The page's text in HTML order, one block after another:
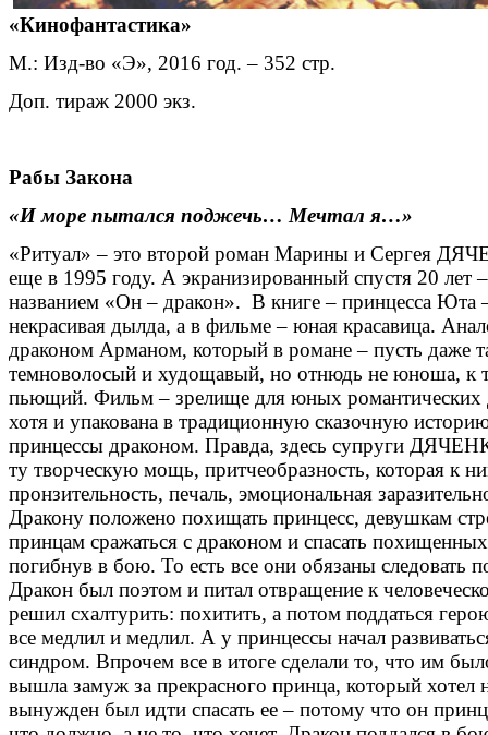
«Кинофантастика»
М.: Изд-во «Э», 2016 год. – 352 стр.
Доп. тираж 2000 экз.
Рабы Закона
«И море пытался поджечь… Мечтал я…»
«Ритуал» – это второй роман Марины и Сергея
еще в 1995 году. А экранизированный спустя 20 лет
названием «Он – дракон». В книге – принцесса Юта
некрасивая дылда, а в фильме – юная красавица.
драконом Арманом, который в романе – пусть даже
темноволосый и худощавый, но отнюдь не юноша, к
пьющий. Фильм – зрелище для юных романтических
хотя и упакована в традиционную сказочную
принцессы драконом. Правда, здесь супруги
ту творческую мощь, притчеобразность, которая к
пронзительность, печаль, эмоциональная
Дракону положено похищать принцесс, девушкам
принцам сражаться с драконом и спасать
погибнув в бою. То есть все они обязаны следовать
Дракон был поэтом и питал отвращение к
решил схалтурить: похитить, а потом поддаться
все медлил и медлил. А у принцессы начал
синдром. Впрочем все в итоге сделали то, что им
вышла замуж за прекрасного принца, который хотел
вынужден был идти спасать ее – потому что он принц